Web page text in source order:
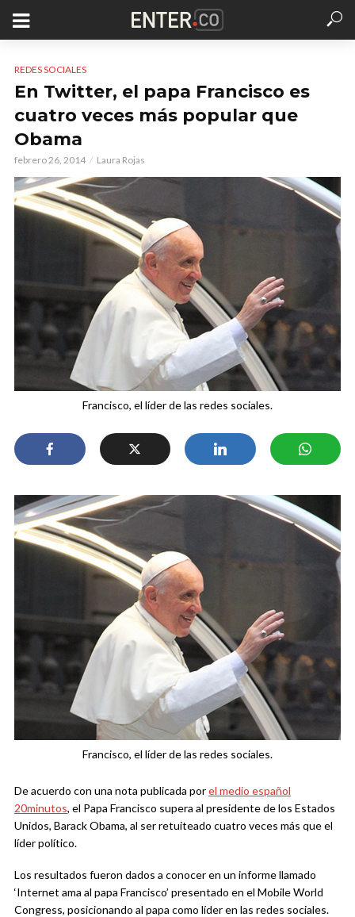
REDES SOCIALES
En Twitter, el papa Francisco es
cuatro veces más popular que
Obama
febrero 26, 2014 Laura Rojas
Francisco, el líder de las redes sociales.
Francisco, el líder de las redes sociales.
De acuerdo con una nota publicada porel medio español
20minutos, el Papa Francisco supera al presidente de los Estados
Unidos, Barack Obama, al ser retuiteado cuatro veces más que el
líder político.
Los resultados fueron dados a conocer en un informe llamado
‘Internet ama al papa Francisco’ presentado en el Mobile World
Congress, posicionando al papa como líder en las redes sociales.